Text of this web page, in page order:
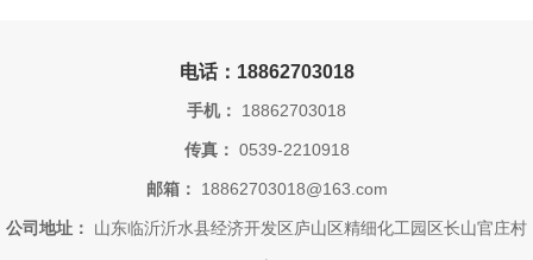
电话：18862703018
手机： 18862703018
传真： 0539-2210918
邮箱： 18862703018@163.com
公司地址： 山东临沂沂水县经济开发区庐山区精细化工园区长山官庄村